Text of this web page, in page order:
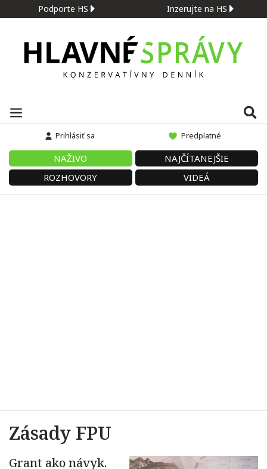
Podporte HS Inzerujte na HS
Prihlásiť sa Predplatné
NAŽIVO
NAJČÍTANEJŠIE
ROZHOVORY
VIDEÁ
Zásady FPU
Grant ako návyk.